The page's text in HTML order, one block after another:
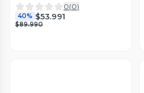
Black
0(0)
40% $53.991
$89.990